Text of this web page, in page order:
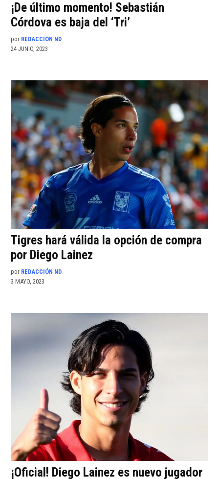
¡De último momento! Sebastián
Córdova es baja del ‘Tri’
por REDACCIÓN ND
24 JUNIO, 2023
Tigres hará válida la opción de compra
por Diego Lainez
por REDACCIÓN ND
3 MAYO, 2023
¡Oficial! Diego Lainez es nuevo jugador